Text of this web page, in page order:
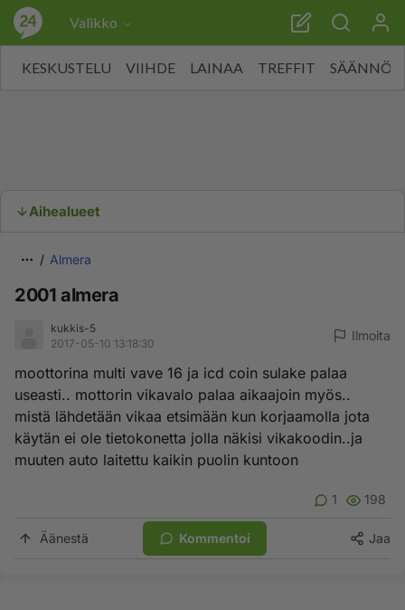
Valikko
KESKUSTELU VIIHDE LAINAA TREFFIT SÄÄNNÖT
Aihealueet
Almera
2001 almera
kukkis-5
2017-05-10 13:18:30
Ilmoita
moottorina multi vave 16 ja icd coin sulake palaa
useasti.. mottorin vikavalo palaa aikaajoin myös..
mistä lähdetään vikaa etsimään kun korjaamolla jota
käytän ei ole tietokonetta jolla näkisi vikakoodin..ja
muuten auto laitettu kaikin puolin kuntoon
1 198
Äänestä Kommentoi Jaa